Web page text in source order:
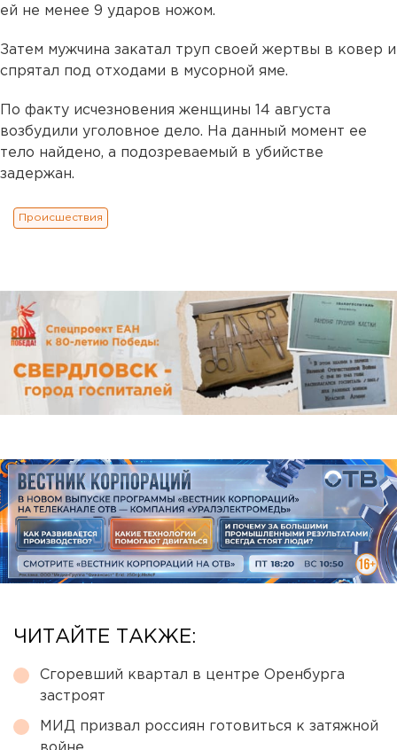
ей не менее 9 ударов ножом.
Затем мужчина закатал труп своей жертвы в ковер и
спрятал под отходами в мусорной яме.
По факту исчезновения женщины 14 августа
возбудили уголовное дело. На данный момент ее
тело найдено, а подозреваемый в убийстве
задержан.
Происшествия
ЧИТАЙТЕ ТАКЖЕ:
Сгоревший квартал в центре Оренбурга
застроят
МИД призвал россиян готовиться к затяжной